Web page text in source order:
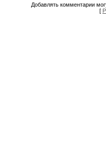
Добавлять комментарии
[